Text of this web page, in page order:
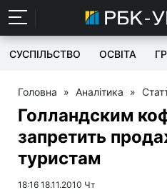
СУСПІЛЬСТВО ОСВІТА
Головна » Аналітика »
Голландским
запретить
туристам
18:16 18.11.2010 Чт